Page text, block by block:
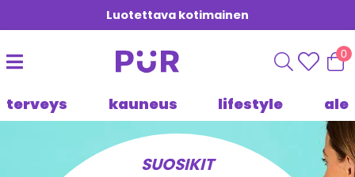
Luotettava kotimainen
0
terveys kauneus lifestyle ale
SUOSIKIT